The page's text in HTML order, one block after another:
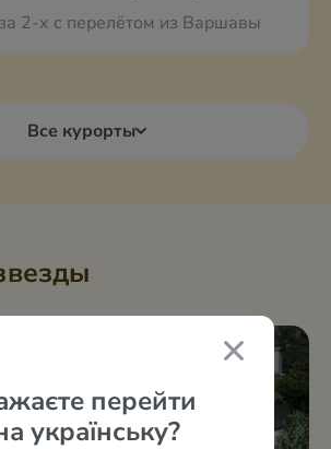
перейти
українську?
за 2-х с перелётом из Варшавы
Все курорты